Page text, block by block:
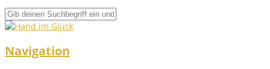
Navigation